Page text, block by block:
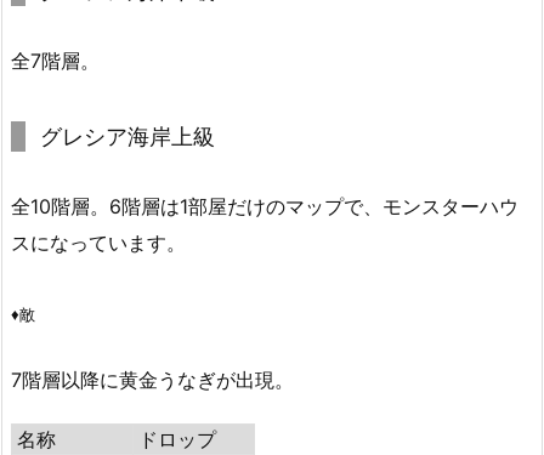
全7階層。
グレシア海岸上級
全10階層。6階層は1部屋だけのマップで、モンスターハウ
スになっています。
♦敵
7階層以降に黄金うなぎが出現。
名称
ドロップ